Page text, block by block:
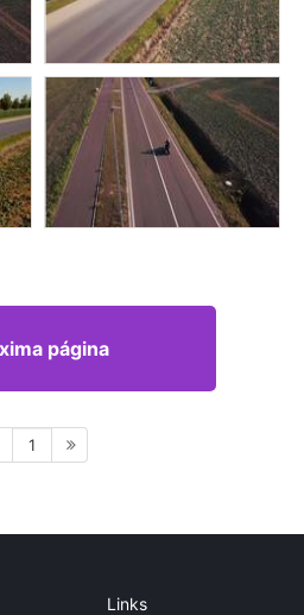
página
1
Links